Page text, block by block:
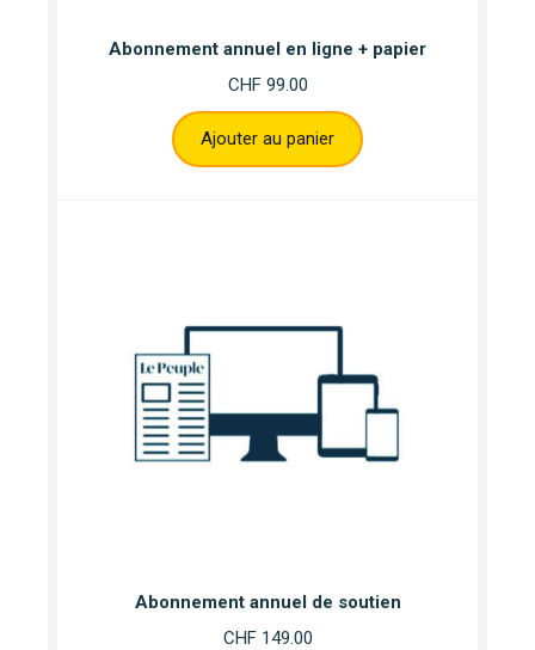
Abonnement annuel en ligne + papier
CHF99.00
Ajouter au panier
Abonnement annuel de soutien
CHF149.00